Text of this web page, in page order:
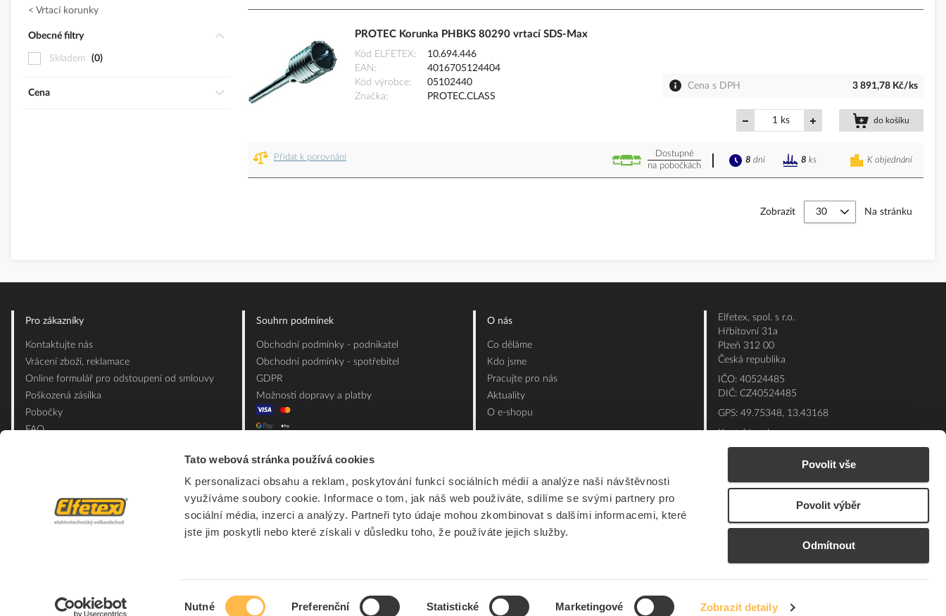
Tato webová stránka používá cookies
K personalizaci obsahu a reklam, poskytování funkcí sociálních médií a analýze naší návštěvnosti
využíváme soubory cookie. Informace o tom, jak náš web používáte, sdílíme se svými partnery pro
sociální média, inzerci a analýzy. Partneři tyto údaje mohou zkombinovat s dalšími informacemi, které
jste jim poskytli nebo které získali v důsledku toho, že používáte jejich služby.
Nutné Preferenční Statistické Marketingové Zobrazit detaily
Povolit vše
Povolit výběr
Odmítnout
PROTEC Korunka PHBKS 80290 vrtací SDS-Max
Kód ELFETEX
10.694.446
EAN
4016705124404
Kód výrobce
05102440
Značka
PROTEC.CLASS
Cena s DPH 3 891,78 Kč/ks
ks do košíku
Přidat k porovnání
Dostupné
na pobočkách
K objednání
8 dní 8 ks
Zobrazit Na stránku
Vrtací korunky
Obecné filtry
Skladem 0
Cena
Pro zákazníky
Kontaktujte nás
Vrácení zboží, reklamace
Online formulář pro odstoupení od smlouvy
Poškozená zásilka
Pobočky
FAQ
Souhrn podmínek
Obchodní podmínky - podnikatel
Obchodní podmínky - spotřebitel
GDPR
Možnosti dopravy a platby
O nás
Co děláme
Kdo jsme
Pracujte pro nás
Aktuality
O e-shopu
Elfetex, spol. s r.o.
Hřbitovní 31a
Plzeň 312 00
Česká republika
IČO: 40524485
DIČ: CZ40524485
GPS: 49.75348, 13.43168
Kontakt e-shop:
Po - Pá: 7:00 - 15:30
377 432 365
Technická podpora: 377 432 311
eshop@elfetex.cz